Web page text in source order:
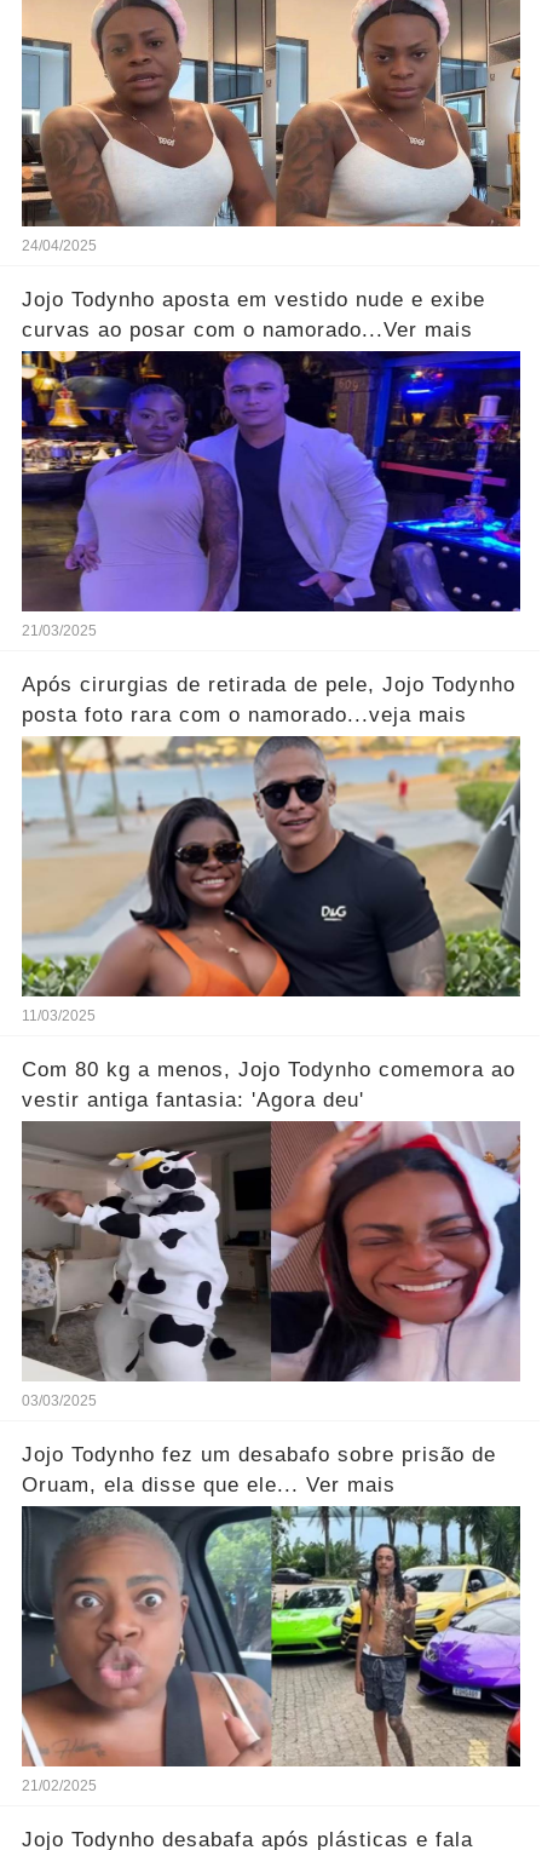
24/04/2025
Jojo Todynho aposta em vestido nude e exibe
curvas ao posar com o namorado...Ver mais
21/03/2025
Após cirurgias de retirada de pele, Jojo Todynho
posta foto rara com o namorado...veja mais
11/03/2025
Com 80 kg a menos, Jojo Todynho comemora ao
vestir antiga fantasia: 'Agora deu'
03/03/2025
Jojo Todynho fez um desabafo sobre prisão de
Oruam, ela disse que ele... Ver mais
21/02/2025
Jojo Todynho desabafa após plásticas e fala